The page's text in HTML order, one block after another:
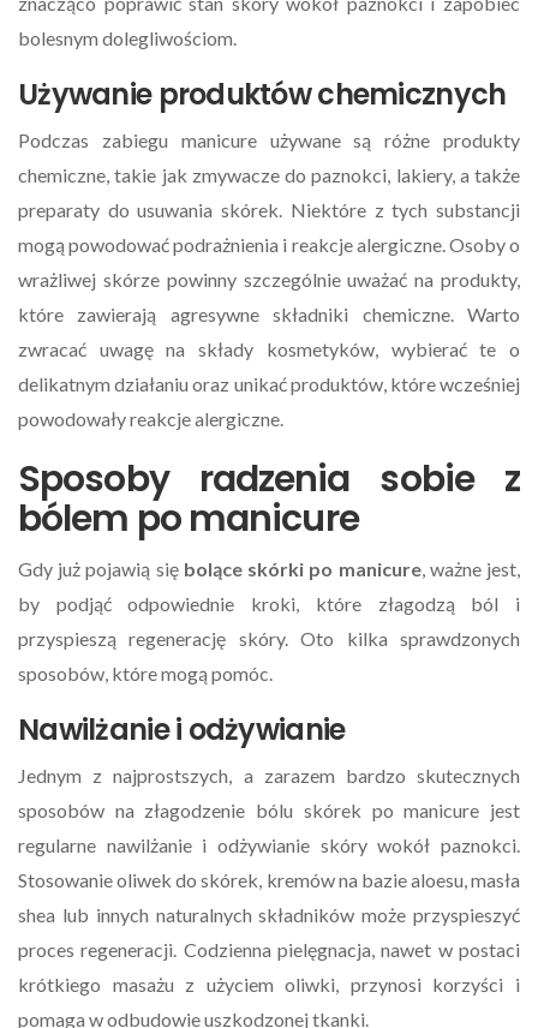
bolesnym dolegliwościom.
Używanie produktów chemicznych
Podczas zabiegu manicure używane są różne produkty
chemiczne, takie jak zmywacze do paznokci, lakiery, a także
preparaty do usuwania skórek. Niektóre z tych substancji
mogą powodować podrażnienia i reakcje alergiczne. Osoby o
wrażliwej skórze powinny szczególnie uważać na produkty,
które zawierają agresywne składniki chemiczne. Warto
zwracać uwagę na składy kosmetyków, wybierać te o
delikatnym działaniu oraz unikać produktów, które wcześniej
powodowały reakcje alergiczne.
Sposoby radzenia sobie z
bólem po manicure
Gdy już pojawią się bolące skórki po manicure, ważne jest,
by podjąć odpowiednie kroki, które złagodzą ból i
przyspieszą regenerację skóry. Oto kilka sprawdzonych
sposobów, które mogą pomóc.
Nawilżanie i odżywianie
Jednym z najprostszych, a zarazem bardzo skutecznych
sposobów na złagodzenie bólu skórek po manicure jest
regularne nawilżanie i odżywianie skóry wokół paznokci.
Stosowanie oliwek do skórek, kremów na bazie aloesu, masła
shea lub innych naturalnych składników może przyspieszyć
proces regeneracji. Codzienna pielęgnacja, nawet w postaci
krótkiego masażu z użyciem oliwki, przynosi korzyści i
pomaga w odbudowie uszkodzonej tkanki.